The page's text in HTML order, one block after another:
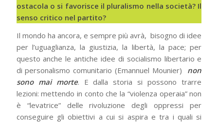
ostacola o si favorisce il pluralismo nella società? Il
senso critico nel partito?
Il mondo ha ancora, e sempre più avrà, bisogno di idee
per l’uguaglianza, la giustizia, la libertà, la pace; per
questo anche le antiche idee di socialismo libertario e
di personalismo comunitario (Emannuel Mounier) non
sono mai morte. E dalla storia si possono trarre
lezioni: mettendo in conto che la “violenza operaia” non
è “levatrice” delle rivoluzione degli oppressi per
conseguire gli obiettivi a cui si aspira e tra i quali si